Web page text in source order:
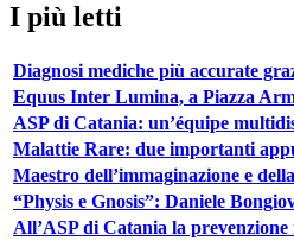
I più letti
Diagnosi mediche più accurate
Equus Inter Lumina, a Piazza
ASP di Catania: un’équipe
Malattie Rare: due importanti
Maestro dell’immaginazione e
“Physis e Gnosis”: Daniele
All’ASP di Catania la prevenzione